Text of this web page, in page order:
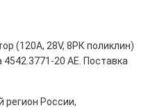
(120А, 28V, 8РК поликлин)
20 AE. Поставка
России,